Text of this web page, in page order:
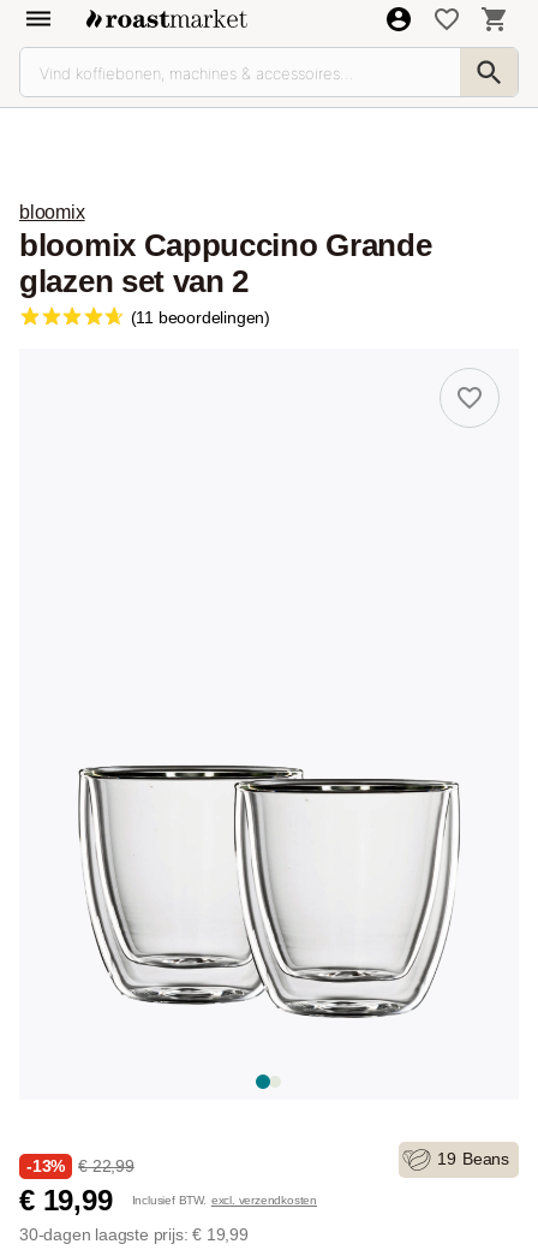
bloomix
bloomix Cappuccino Grande
glazen set van 2
(11 beoordelingen)
-13% € 22,99
€ 19,99 Inclusief BTW. excl. verzendkosten
30-dagen laagste prijs: € 19,99
19 Beans